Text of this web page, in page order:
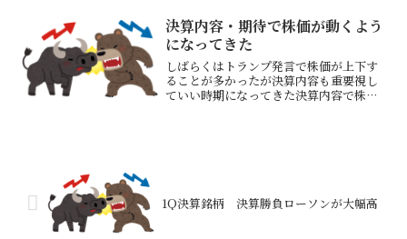
決算内容・期待で株価が動くよう
になってきた
しばらくはトランプ発言で株価が上下す
ることが多かったが決算内容も重要視し
ていい時期になってきた決算内容で株価
1Q決算銘柄 決算勝負ローソンが大幅高